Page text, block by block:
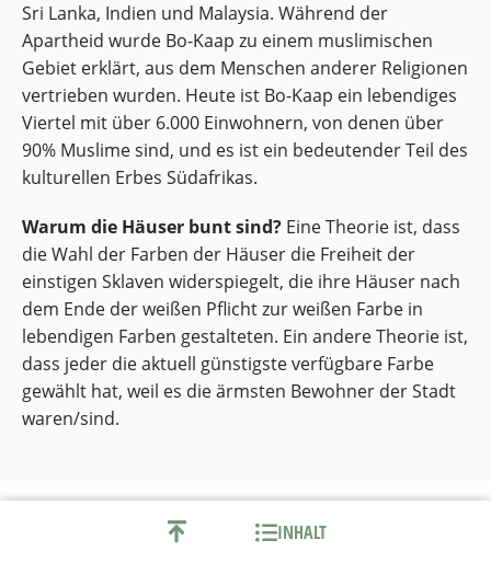
Sri Lanka, Indien und Malaysia. Während der
Apartheid wurde Bo-Kaap zu einem muslimischen
Gebiet erklärt, aus dem Menschen anderer Religionen
vertrieben wurden. Heute ist Bo-Kaap ein lebendiges
Viertel mit über 6.000 Einwohnern, von denen über
90% Muslime sind, und es ist ein bedeutender Teil des
kulturellen Erbes Südafrikas.
Warum die Häuser bunt sind? Eine Theorie ist, dass
die Wahl der Farben der Häuser die Freiheit der
einstigen Sklaven widerspiegelt, die ihre Häuser nach
dem Ende der weißen Pflicht zur weißen Farbe in
lebendigen Farben gestalteten. Ein andere Theorie ist,
dass jeder die aktuell günstigste verfügbare Farbe
gewählt hat, weil es die ärmsten Bewohner der Stadt
waren/sind.
07. V&A Waterfront INHALT